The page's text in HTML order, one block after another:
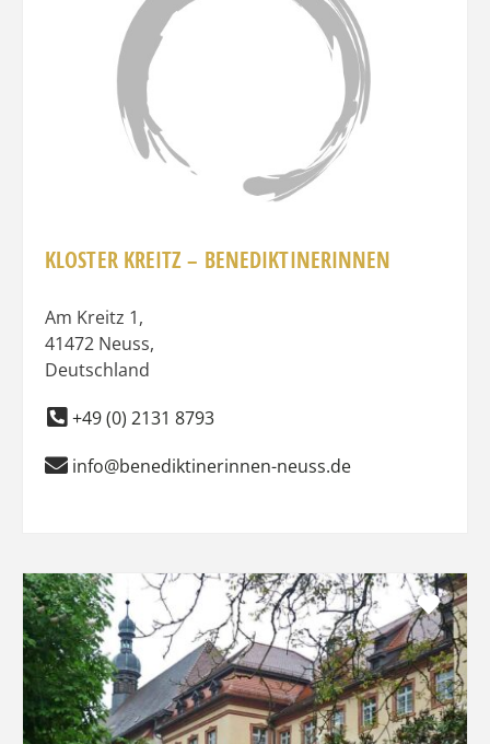
KLOSTER KREITZ – BENEDIKTINERINNEN
Am Kreitz 1,
41472 Neuss,
Deutschland
+49 (0) 2131 8793
info@benediktinerinnen-neuss.de